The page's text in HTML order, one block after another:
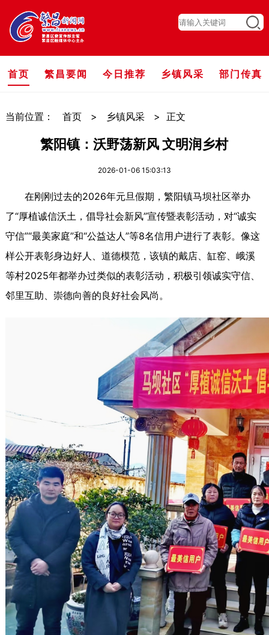
首页 繁昌要闻 今日推荐 乡镇风采 部门传真
当前位置： 首页 > 乡镇风采 > 正文
繁阳镇：沃野荡新风 文明润乡村
2026-01-06 15:03:13
在刚刚过去的2026年元旦假期，繁阳镇马坝社区举办
了“厚植诚信沃土，倡导社会新风”宣传暨表彰活动，对“诚实
守信”“最美家庭”和“公益达人”等8名信用户进行了表彰。像这
样公开表彰身边好人、道德模范，该镇的戴店、缸窑、峨溪
等村2025年都举办过类似的表彰活动，积极引领诚实守信、
邻里互助、崇德向善的良好社会风尚。